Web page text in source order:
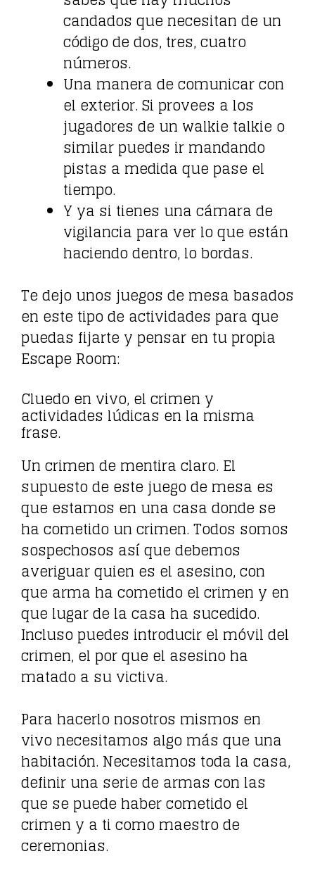
candados que necesitan de un
código de dos, tres, cuatro
números.
Una manera de comunicar con
el exterior. Si provees a los
jugadores de un walkie talkie o
similar puedes ir mandando
pistas a medida que pase el
tiempo.
Y ya si tienes una cámara de
vigilancia para ver lo que están
haciendo dentro, lo bordas.
Te dejo unos juegos de mesa basados
en este tipo de actividades para que
puedas fijarte y pensar en tu propia
Escape Room:
Cluedo en vivo, el crimen y
actividades lúdicas en la misma
frase.
Un crimen de mentira claro. El
supuesto de este juego de mesa es
que estamos en una casa donde se
ha cometido un crimen. Todos somos
sospechosos así que debemos
averiguar quien es el asesino, con
que arma ha cometido el crimen y en
que lugar de la casa ha sucedido.
Incluso puedes introducir el móvil del
crimen, el por que el asesino ha
matado a su victiva.
Para hacerlo nosotros mismos en
vivo necesitamos algo más que una
habitación. Necesitamos toda la casa,
definir una serie de armas con las
que se puede haber cometido el
crimen y a ti como maestro de
ceremonias.